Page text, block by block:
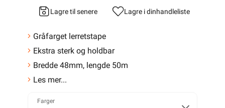
Lagre til senere Lagre i dinhandleliste
Gråfarget lerretstape
Ekstra sterk og holdbar
Bredde 48mm, lengde 50m
Les mer...
Farger